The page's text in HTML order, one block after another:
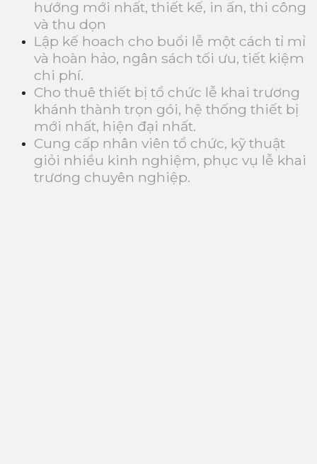
hướng mới nhất, thiết kế, in ấn, thi công
và thu dọn
Lập kế hoach cho buổi lễ một cách tỉ mỉ
và hoàn hảo, ngân sách tối ưu, tiết kiệm
chi phí.
Cho thuê thiết bị tổ chức lễ khai trương
khánh thành trọn gói, hệ thống thiết bị
mới nhất, hiện đại nhất.
Cung cấp nhân viên tổ chức, kỹ thuật
giỏi nhiều kinh nghiệm, phục vụ lễ khai
trương chuyên nghiệp.